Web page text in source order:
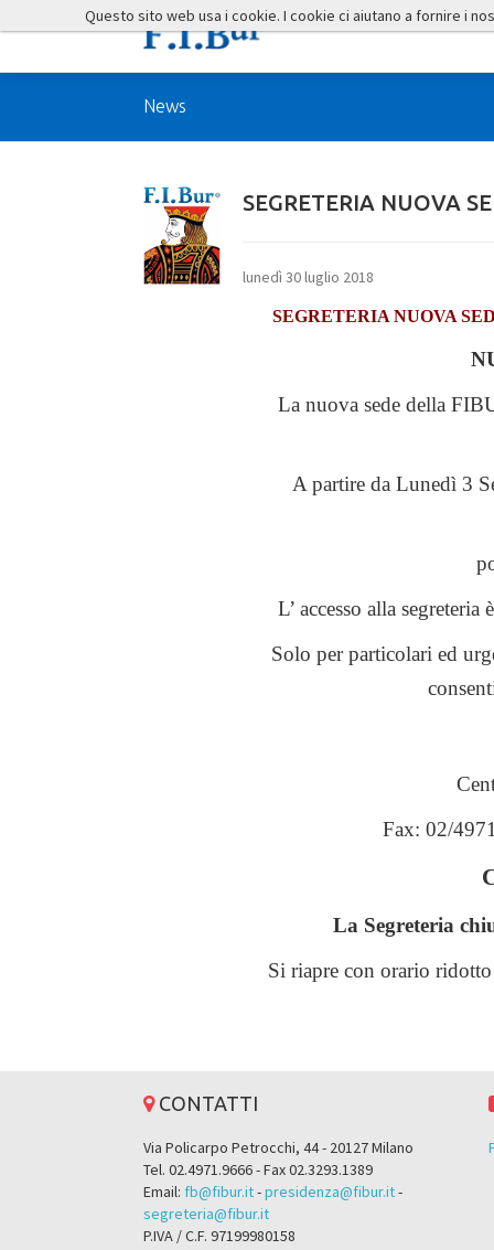
News
SEGRETERIA NUOVA
lunedì 30 luglio 2018
SEGRETERIA NUOVA
La nuova sede della
A partire da Lunedì 3
L’ accesso alla
Solo per particolari ed
Fax: 02/
La Segreteria
Si riapre con orario
CONTATTI
Via Policarpo Petrocchi, 44 - 20127 Milano
Tel. 02.4971.9666 - Fax 02.3293.1389
Email: fb@fibur.it-presidenza@fibur.it-
segreteria@fibur.it
P.IVA / C.F. 97199980158
Questo sito web usa i cookie. I cookie ci aiutano a fornire i